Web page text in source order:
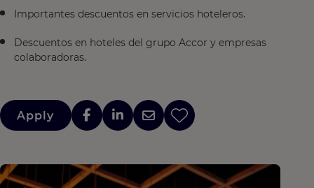
Importantes descuentos en servicios hoteleros.
Descuentos en hoteles del grupo Accor y empresas
colaboradoras.
Apply